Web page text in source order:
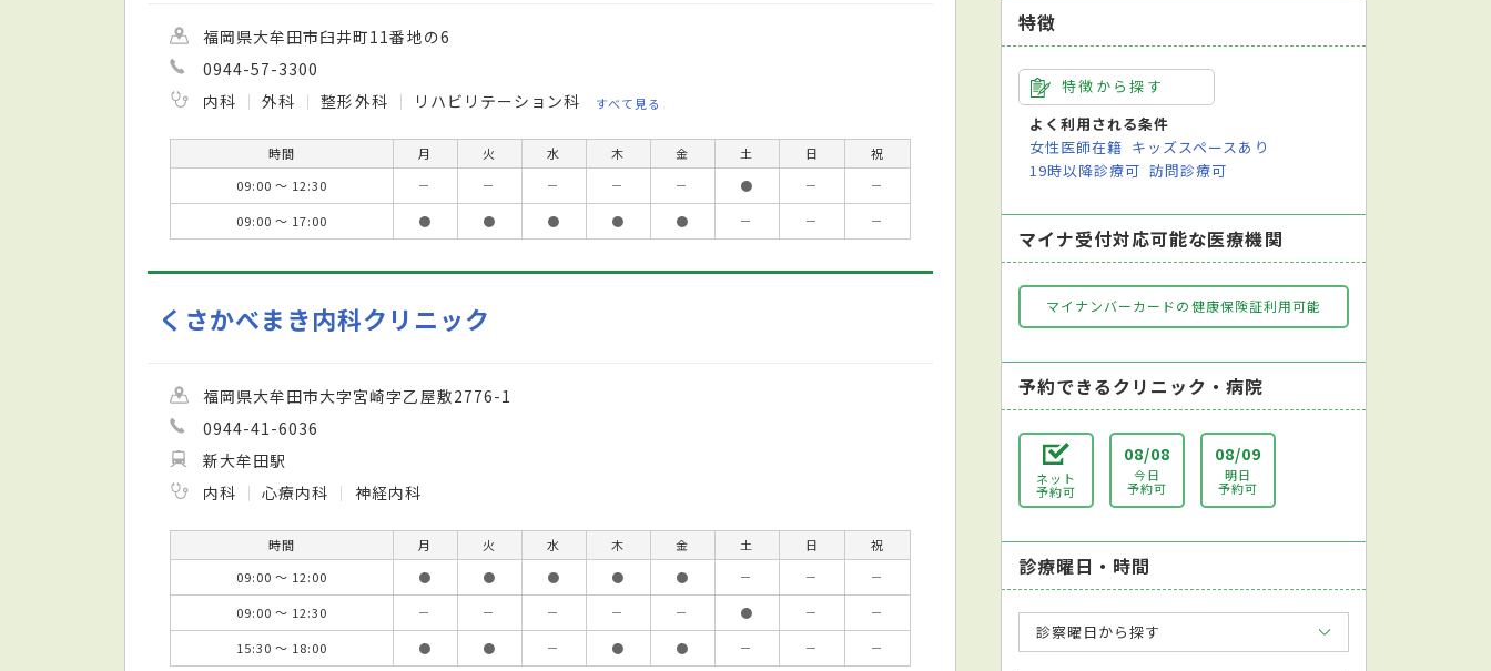
福岡県大牟田市臼井町11番地の6
0944-57-3300
内科
外科 整形外科 リハビリテーション科 すべて見る
時間 月 火 水 木 金 土 日
祝
09:00 ～ 12:30
－ － － － － ● －
－
09:00 ～ 17:00
● ● ● ● ● － － －
くさかべまき内科クリニック
福岡県大牟田市大字宮崎字乙屋敷2776-1
0944-41-6036
新大牟田駅
内科
心療内科 神経内科
時間 月 火 水 木 金 土 日
祝
09:00 ～ 12:00
● ● ● ● ● － －
－
09:00 ～ 12:30
－ － － － － ● －
－
15:30 ～ 18:00
● ● － ● ● － － －
特徴
特徴から探す
よく利用される条件
女性医師在籍 キッズスペースあり
19時以降診療可 訪問診療可
マイナ受付対応可能な医療機関
マイナンバーカードの健康保険証利用可能
予約できるクリニック・病院
ネット
予約可
08/08
今日
予約可
08/09
明日
予約可
診療曜日・時間
診察曜日から探す